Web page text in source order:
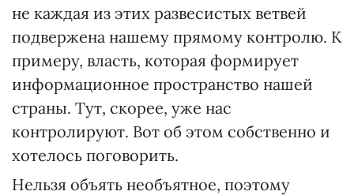
не каждая из этих развесистых ветвей
подвержена нашему прямому контролю. К
примеру, власть, которая формирует
информационное пространство нашей
страны. Тут, скорее, уже нас
контролируют. Вот об этом собственно и
хотелось поговорить.
Нельзя объять необъятное, поэтому